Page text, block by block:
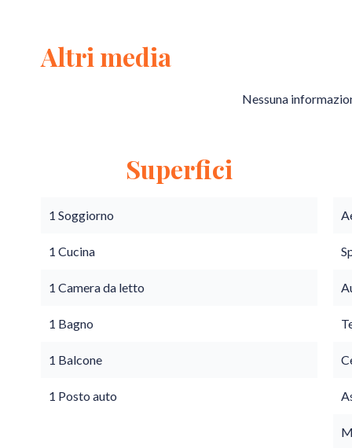
Altri media
Nessuna
Superfici
1 Soggiorno
1 Cucina
1 Camera da letto
1 Bagno
1 Balcone
1 Posto auto